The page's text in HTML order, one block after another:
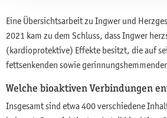
Eine Übersichtsarbeit zu Ingwer und
2021 kam zu dem Schluss, dass Ingwer
(kardioprotektive) Effekte besitzt, die auf
fettsenkenden sowie
Welche bioaktiven Verbindungen
Insgesamt sind etwa 400 verschiedene